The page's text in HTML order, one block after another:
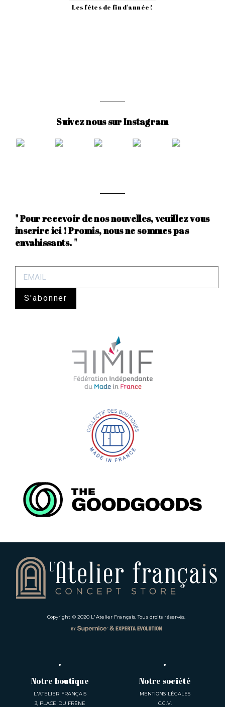
Les fêtes de fin d'année !
Suivez nous sur Instagram
" Pour recevoir de nos nouvelles, veuillez vous
inscrire ici ! Promis, nous ne sommes pas
envahissants. "
S'abonner
Copyright © 2020 L'Atelier Français . Tous droits réservés.
Notre boutique
L'ATELIER FRANÇAIS
3, PLACE DU FRÊNE
Notre société
MENTIONS LÉGALES
C.G.V.